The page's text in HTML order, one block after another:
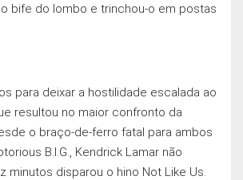
bife do lombo e trinchou-o em postas
para deixar a hostilidade escalada ao
resultou no maior confronto da
o braço-de-ferro fatal para ambos
B.I.G., Kendrick Lamar não
minutos disparou o hino Not Like Us.